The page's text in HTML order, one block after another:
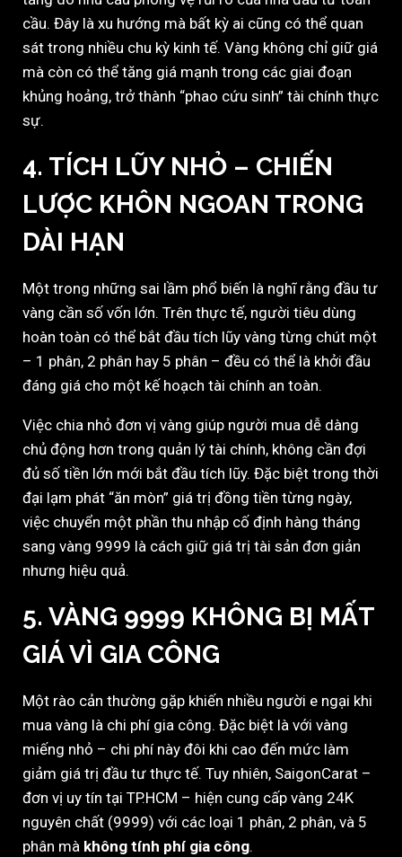
cầu. Đây là xu hướng mà bất kỳ ai cũng có thể quan
sát trong nhiều chu kỳ kinh tế. Vàng không chỉ giữ giá
mà còn có thể tăng giá mạnh trong các giai đoạn
khủng hoảng, trở thành “phao cứu sinh” tài chính thực
sự.
4. TÍCH LŨY NHỎ – CHIẾN
LƯỢC KHÔN NGOAN TRONG
DÀI HẠN
Một trong những sai lầm phổ biến là nghĩ rằng đầu tư
vàng cần số vốn lớn. Trên thực tế, người tiêu dùng
hoàn toàn có thể bắt đầu tích lũy vàng từng chút một
– 1 phân, 2 phân hay 5 phân – đều có thể là khởi đầu
đáng giá cho một kế hoạch tài chính an toàn.
Việc chia nhỏ đơn vị vàng giúp người mua dễ dàng
chủ động hơn trong quản lý tài chính, không cần đợi
đủ số tiền lớn mới bắt đầu tích lũy. Đặc biệt trong thời
đại lạm phát “ăn mòn” giá trị đồng tiền từng ngày,
việc chuyển một phần thu nhập cố định hàng tháng
sang vàng 9999 là cách giữ giá trị tài sản đơn giản
nhưng hiệu quả.
5. VÀNG 9999 KHÔNG BỊ MẤT
GIÁ VÌ GIA CÔNG
Một rào cản thường gặp khiến nhiều người e ngại khi
mua vàng là chi phí gia công. Đặc biệt là với vàng
miếng nhỏ – chi phí này đôi khi cao đến mức làm
giảm giá trị đầu tư thực tế. Tuy nhiên, SaigonCarat –
đơn vị uy tín tại TP.HCM – hiện cung cấp vàng 24K
nguyên chất (9999) với các loại 1 phân, 2 phân, và 5
phân mà không tính phí gia công.